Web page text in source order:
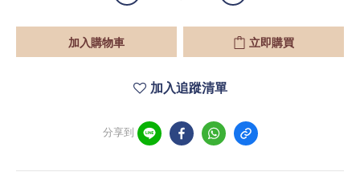
加入購物車 立即購買
加入追蹤清單
分享到